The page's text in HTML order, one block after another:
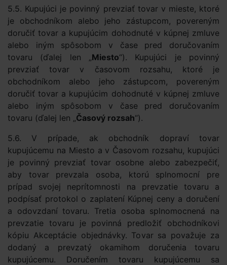
5.5. Kupujúci je povinný prevziať tovar v mieste, ktoré
je obchodníkom alebo jeho zástupcom, povereným
doručiť tovar a kupujúcim dohodnuté v kúpnej zmluve
alebo iným spôsobom v čase pred doručovaním
tovaru (ďalej len „Miesto“). Kupujúci je povinný
prevziať tovar v časovom rozsahu, ktoré je
obchodníkom alebo jeho zástupcom, povereným
doručiť tovar a kupujúcim dohodnuté v kúpnej zmluve
alebo iným spôsobom v čase pred doručovaním
tovaru (ďalej len „Časový rozsah“).
5.6. V prípade, ak obchodník dopraví tovar
kupujúcemu na Miesto a v Časovom rozsahu, kupujúci
je povinný prevziať tovar osobne alebo zabezpečiť,
aby tovar prevzala osoba, ktorú splnomocní pre
prípad svojej neprítomnosti na prevzatie tovaru a
podpísať protokol o zaplatení Kúpnej ceny a doručení
a odovzdaní tovaru. Tretia osoba splnomocnená na
prevzatie tovaru je povinná predložiť obchodníkovi
kópiu Akceptácie objednávky. Tovar sa považuje za
dodaný a prevzatý okamihom doručenia tovaru
kupujúcemu. Doručením tovaru kupujúcemu sa